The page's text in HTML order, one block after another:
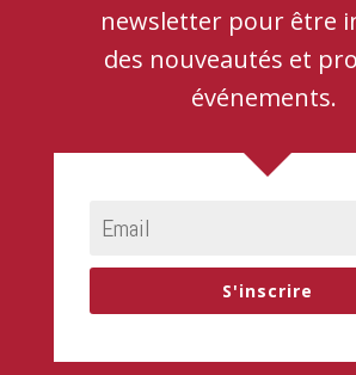
newsletter pour être
des nouveautés et
événements.
S'inscrire